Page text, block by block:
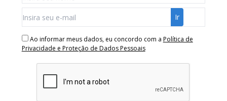
Ao informar meus dados, eu concordo com a Política de
Privacidade e Proteção de Dados Pessoais